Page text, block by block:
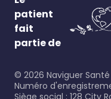
patient
fait
partie de
© 2026 Naviguer
Numéro
Siège social : 128 City